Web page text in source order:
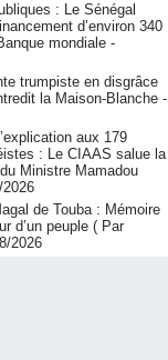
: Le Sénégal
d’environ 340
mondiale -
trumpiste en disgrâce
la Maison-Blanche -
aux 179
: Le CIAAS salue la
Ministre Mamadou
de Touba : Mémoire
d’un peuple ( Par
2026